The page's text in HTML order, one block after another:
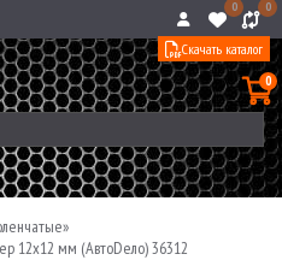
0 0
0
Скачать каталог
»
12х12 мм (АвтоDело) 36312